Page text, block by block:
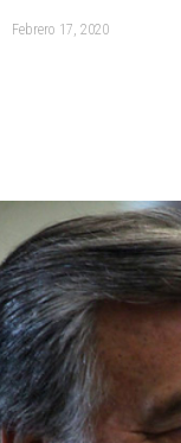
Febrero 17, 2020